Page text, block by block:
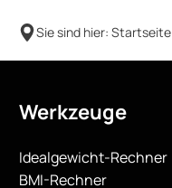
Sie sind hier: Startseite
Werkzeuge
Idealgewicht-Rechner
BMI-Rechner